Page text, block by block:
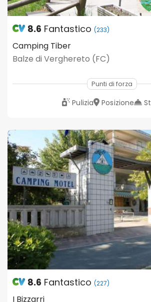
8.6 Fantastico (233)
Camping Tiber
Balze di Verghereto (FC)
Punti di forza
Pulizia Posizione
8.6 Fantastico (227)
I Bizzarri